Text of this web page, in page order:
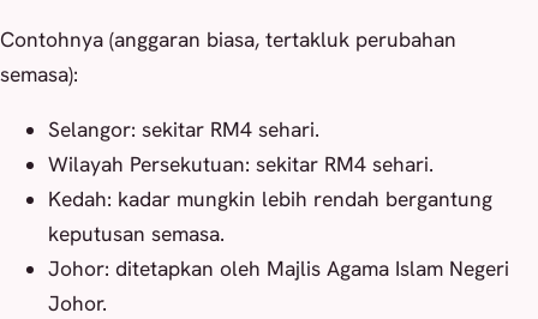
Contohnya (anggaran biasa, tertakluk perubahan
semasa):
Selangor: sekitar RM4 sehari.
Wilayah Persekutuan: sekitar RM4 sehari.
Kedah: kadar mungkin lebih rendah bergantung
keputusan semasa.
Johor: ditetapkan oleh Majlis Agama Islam Negeri
Johor.